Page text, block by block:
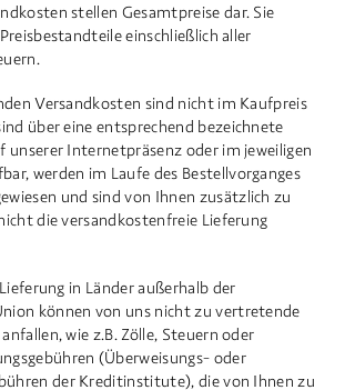
stellen Gesamtpreise dar. Sie
einschließlich aller
Versandkosten sind nicht im Kaufpreis
über eine entsprechend bezeichnete
unserer Internetpräsenz oder im jeweiligen
werden im Laufe des Bestellvorganges
und sind von Ihnen zusätzlich zu
die versandkostenfreie Lieferung
in Länder außerhalb der
können von uns nicht zu vertretende
wie z.B. Zölle, Steuern oder
(Überweisungs- oder
der Kreditinstitute), die von Ihnen zu